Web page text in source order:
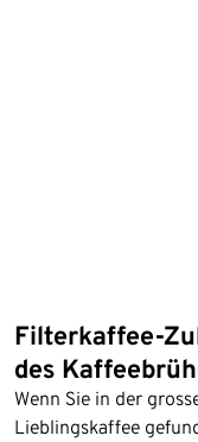
Filterkaffee-
des
Wenn Sie in der
Lieblingskaffee